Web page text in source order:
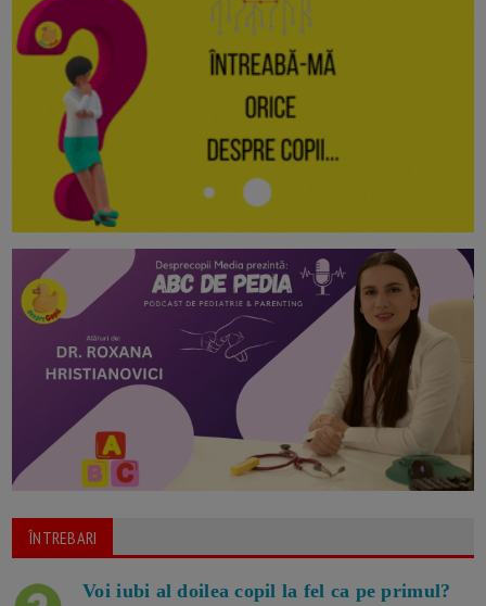
ÎNTREBARI
Voi iubi al doilea copil la fel ca pe primul?